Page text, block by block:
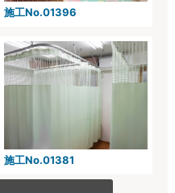
施工No.01396
施工No.01381